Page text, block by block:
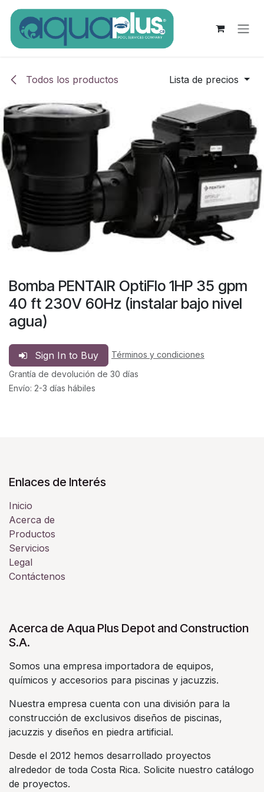
Ir al contenido
Todos los productos Lista de precios
Bomba PENTAIR OptiFlo 1HP 35 gpm
40 ft 230V 60Hz (instalar bajo nivel
agua)
Sign In to Buy
Términos y condiciones
Grantía de devolución de 30 días
Envío: 2-3 días hábiles
Enlaces de Interés
Inicio
Acerca de
Productos
Servicios
Legal
Contáctenos
Acerca de Aqua Plus Depot and Construction
S.A.
Somos una empresa importadora de equipos,
químicos y accesorios para piscinas y jacuzzis.
Nuestra empresa cuenta con una división para la
construcción de exclusivos diseños de piscinas,
jacuzzis y diseños en piedra artificial.
Desde el 2012 hemos desarrollado proyectos
alrededor de toda Costa Rica. Solicite nuestro catálogo
de proyectos.